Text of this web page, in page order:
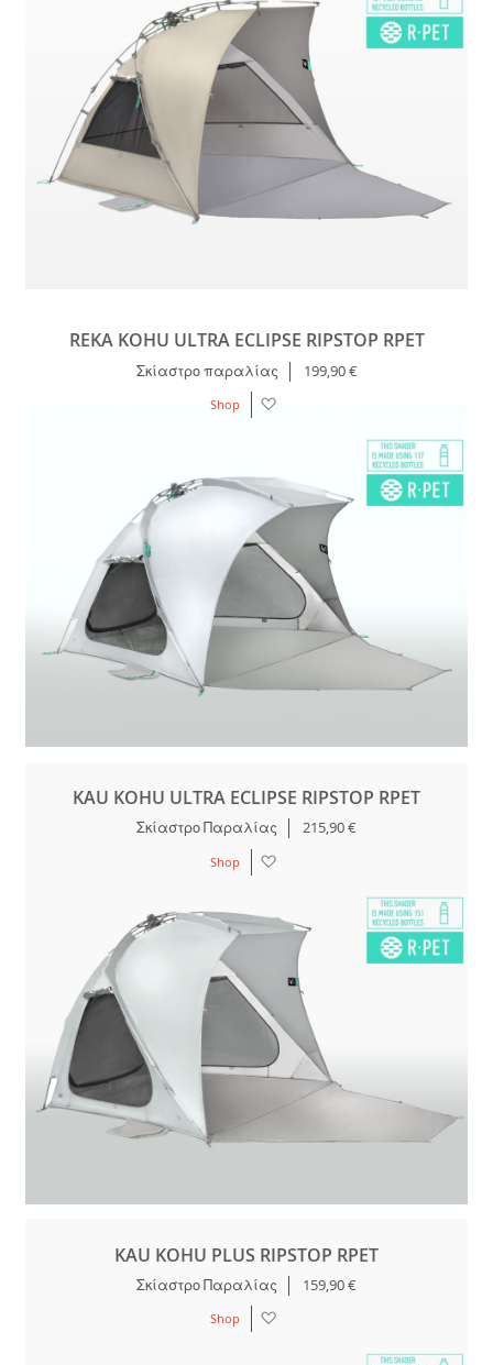
REKA KOHU ULTRA ECLIPSE RIPSTOP RPET
Σκίαστρο παραλίας 199,90 €
Shop
KAU KOHU ULTRA ECLIPSE RIPSTOP RPET
ΣκίαστροΠαραλίας 215,90 €
Shop
KAU KOHU PLUS RIPSTOP RPET
Σκίαστρο Παραλίας 159,90 €
Shop